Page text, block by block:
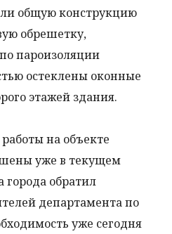
общую конструкцию
обрешетку,
пароизоляции
остеклены оконные
этажей здания.
на объекте
уже в текущем
города обратил
департамента по
уже сегодня